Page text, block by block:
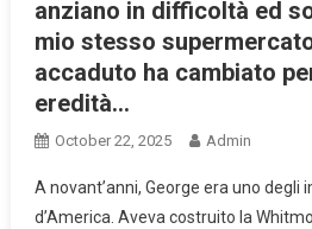
anziano in difficoltà ed
mio stesso
accaduto ha cambiato
eredità…
October 22, 2025 Admin
A novant’anni, George era uno
d’America. Aveva costruito la